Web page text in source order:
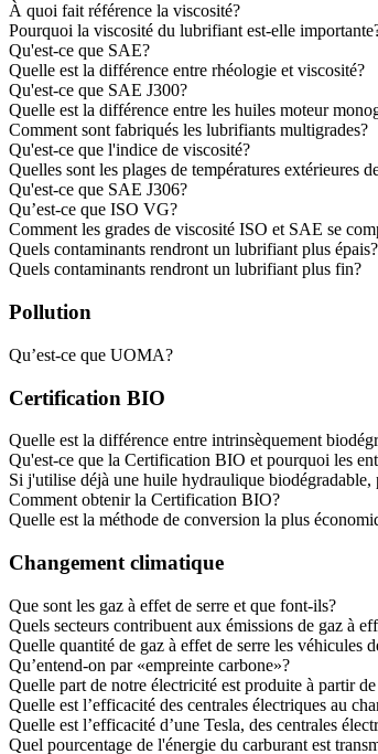
À quoi fait référence la viscosité?
Pourquoi la viscosité du lubrifiant est-elle
Qu'est-ce que SAE?
Quelle est la différence entre rhéologie et viscosité?
Qu'est-ce que SAE J300?
Quelle est la différence entre les huiles moteur
Comment sont fabriqués les lubrifiants multigrades?
Qu'est-ce que l'indice de viscosité?
Quelles sont les plages de températures extérieures
Qu'est-ce que SAE J306?
Qu’est-ce que ISO VG?
Comment les grades de viscosité ISO et SAE se
Quels contaminants rendront un lubrifiant plus épais?
Quels contaminants rendront un lubrifiant plus fin?
Pollution
Qu’est-ce que UOMA?
Certification BIO
Quelle est la différence entre intrinsèquement
Qu'est-ce que la Certification BIO et pourquoi les
Si j'utilise déjà une huile hydraulique
Comment obtenir la Certification BIO?
Quelle est la méthode de conversion la plus
Changement climatique
Que sont les gaz à effet de serre et que font-ils?
Quels secteurs contribuent aux émissions de gaz à
Quelle quantité de gaz à effet de serre les véhicules
Qu’entend-on par «empreinte carbone»?
Quelle part de notre électricité est produite à partir
Quelle est l’efficacité des centrales électriques au
Quelle est l’efficacité d’une Tesla, des centrales
Quel pourcentage de l'énergie du carburant est